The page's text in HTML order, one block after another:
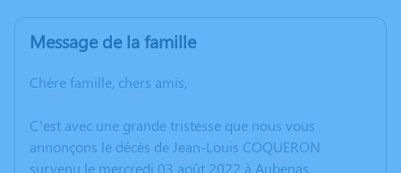
Message de la famille
Chère famille, chers amis,
C’est avec une grande tristesse que nous vous
annonçons le décès de Jean-Louis COQUERON
survenu le mercredi 03 août 2022 à Aubenas.